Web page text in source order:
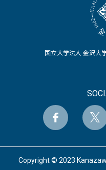
国立大学法人 金沢
Copyright © 2023